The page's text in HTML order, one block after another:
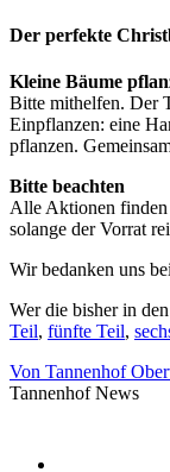
Der perfekte
Kleine Bäume
Bitte mithelfen. Der
Einpflanzen: eine
pflanzen.
Bitte beachten
Alle Aktionen finden
solange der Vorrat
Wir bedanken uns
Wer die bisher in
Teil, fünfte Teil,
Von Tannenhof
Tannenhof News